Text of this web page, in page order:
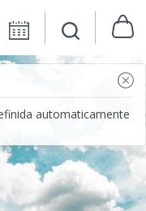
automaticamente